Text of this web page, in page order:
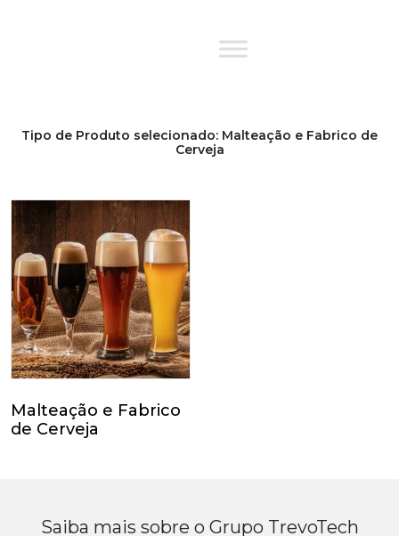
Tipo de Produto selecionado: Malteação e Fabrico de
Cerveja
Malteação e Fabrico
de Cerveja
Saiba mais sobre o Grupo TrevoTech